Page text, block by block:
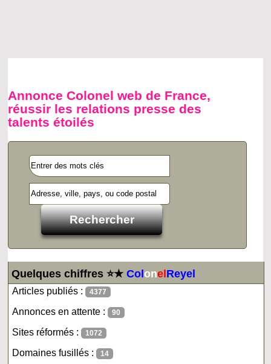
Annonce Colonel web de France,
réussir les relations presse des
talents étoilés
Quelques chiffres ⭐★ColonelReyel
Articles publiés : 4377
Annonces en attente : 90
Sites réformés : 1072
Domaines fusillés : 14